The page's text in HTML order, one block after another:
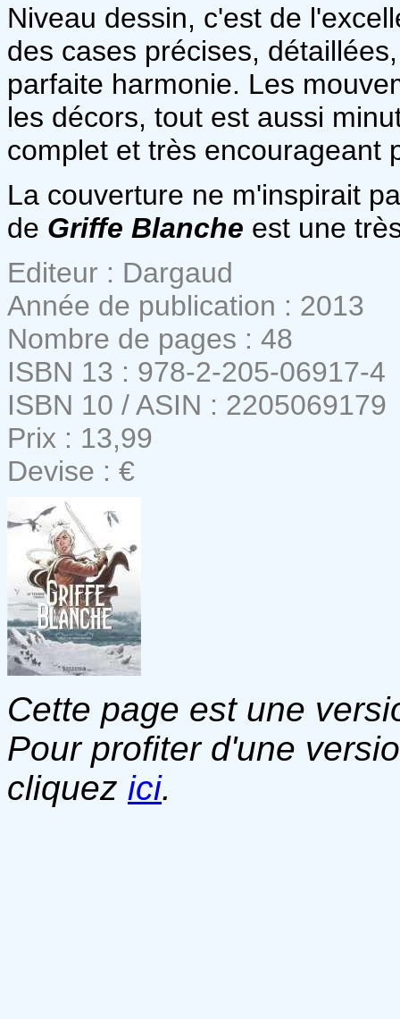
Niveau dessin, c'est de
des cases précises,
parfaite harmonie. Les
les décors, tout est aussi
complet et très encourageant
La couverture ne m'inspirait
de Griffe Blanche est une
Editeur : Dargaud
Année de publication : 2013
Nombre de pages : 48
ISBN 13 : 978-2-205-06917-4
ISBN 10 / ASIN : 2205069179
Prix : 13,99
Devise : €
Cette page est une
Pour profiter d'une
cliquez ici.